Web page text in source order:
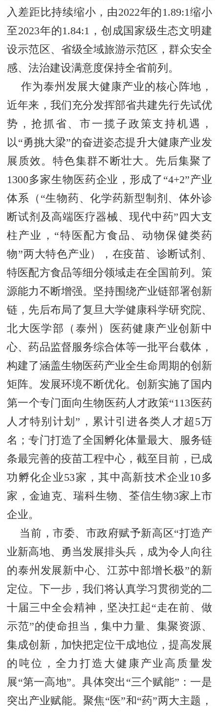
入差距比持续缩小，由2022年的1.89:1缩小
至2023年的1.84:1，创成国家级生态文明建
设示范区、省级全域旅游示范区，群众安全
感、法治建设满意度保持全省前列。
作为泰州发展大健康产业的核心阵地，
近年来，我们充分发挥部省共建先行先试优
势，抢抓省、市一揽子政策支持机遇，
以“勇挑大梁”的奋进姿态提升大健康产业发
展质效。特色集群不断壮大。先后集聚了
1300多家生物医药企业，形成了“4+2”产业
体系（“生物药、化学药新型制剂、体外诊
断试剂及高端医疗器械、现代中药”四大支
柱产业，“特医配方食品、动物保健类药
物”两大特色产业），在疫苗、诊断试剂、
特医配方食品等细分领域走在全国前列。策
源能力不断增强。坚持围绕产业链部署创新
链，先后布局了复旦大学健康科学研究院、
北大医学部（泰州）医药健康产业创新中
心、药品监督服务综合体等一批平台载体，
构建了涵盖生物医药产业全生命周期的创新
矩阵。发展环境不断优化。创新实施了国内
第一个专门面向生物医药人才政策“113医药
人才特别计划”，累计引进各类人才超5万
名；专门打造了全国孵化体量最大、服务链
条最完善的疫苗工程中心，截至目前，已成
功孵化企业53家，其中高新技术企业10多
家，金迪克、瑞科生物、荃信生物3家上市
企业。
当前，市委、市政府赋予新高区“打造产
业新高地、勇当发展排头兵，成为令人向往
的泰州发展新中心、江苏中部增长极”的新
定位。下一步，我们将认真学习贯彻党的二
十届三中全会精神，坚决扛起“走在前、做
示范”的使命担当，集中力量、集聚资源、
集成创新，加快把定位干成地位，提高发展
的吨位，全力打造大健康产业高质量发
展“第一高地”。具体突出“三个赋能”：一是
突出产业赋能。聚焦“医”和“药”两大主题，